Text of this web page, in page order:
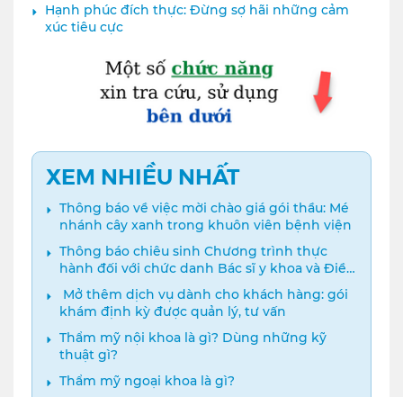
Hạnh phúc đích thực: Đừng sợ hãi những cảm
xúc tiêu cực
XEM NHIỀU NHẤT
Thông báo về việc mời chào giá gói thầu: Mé
nhánh cây xanh trong khuôn viên bệnh viện
Thông báo chiêu sinh Chương trình thực
hành đối với chức danh Bác sĩ y khoa và Điều
dưỡng năm 2024
️ Mở thêm dịch vụ dành cho khách hàng: gói
khám định kỳ được quản lý, tư vấn
Thẩm mỹ nội khoa là gì? Dùng những kỹ
thuật gì?
Thẩm mỹ ngoại khoa là gì?